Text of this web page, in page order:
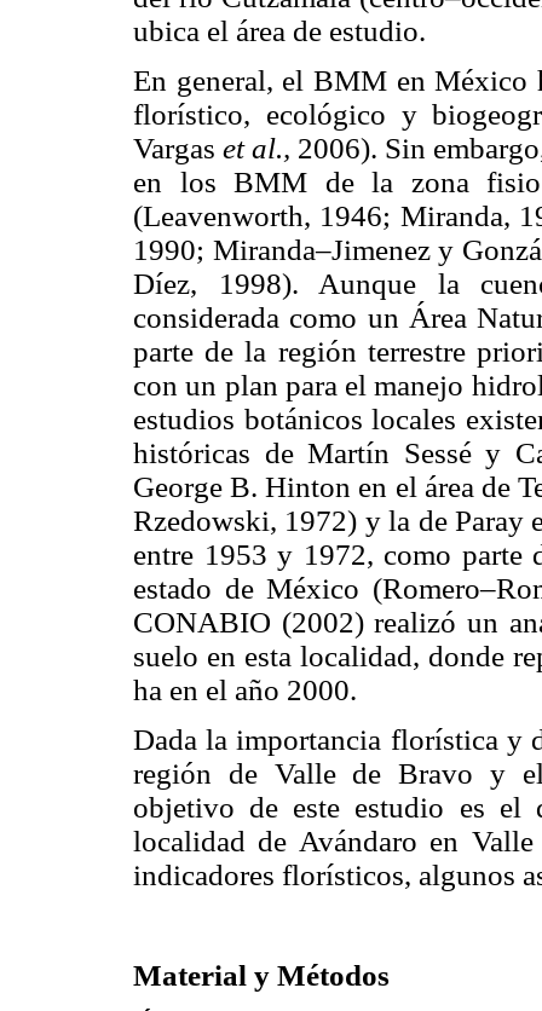
ubica el área de estudio.
En general, el BMM en México
florístico, ecológico y
Vargaset al., 2006). Sin
en los BMM de la zona
(Leavenworth, 1946; Miranda,
1990; Miranda–Jimenez y
Díez, 1998). Aunque la
considerada como un Área
parte de la región terrestre
con un plan para el manejo
estudios botánicos locales
históricas de Martín Sessé y
George B. Hinton en el área de
Rzedowski, 1972) y la de Paray
entre 1953 y 1972, como parte
estado de México
CONABIO (2002) realizó un
suelo en esta localidad, donde
ha en el año 2000.
Dada la importancia florística y
región de Valle de Bravo y
objetivo de este estudio es
localidad de Avándaro en
indicadores florísticos, algunos
Material y Métodos